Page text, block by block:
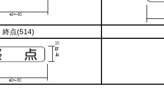
終点(514)